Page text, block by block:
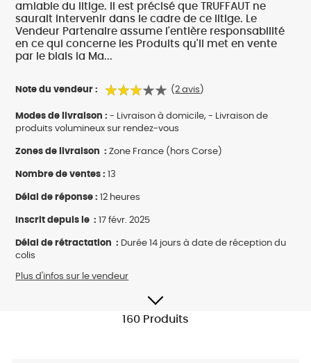
amiable du litige. Il est précisé que TRUFFAUT ne
saurait intervenir dans le cadre de ce litige. Le
Vendeur Partenaire assume l'entière responsabilité
en ce qui concerne les Produits qu'il met en vente
par le biais la Ma...
Note du vendeur : (2 avis )
Modes de livraison : - Livraison à domicile, - Livraison de
produits volumineux sur rendez-vous
Zones de livraison : Zone France (hors Corse)
Plus d'infos sur le vendeur
Nombre de ventes : 13
Délai de réponse : 12 heures
Inscrit depuis le : 17 févr. 2025
Délai de rétractation : Durée 14 jours à date de réception du
colis
160 Produits